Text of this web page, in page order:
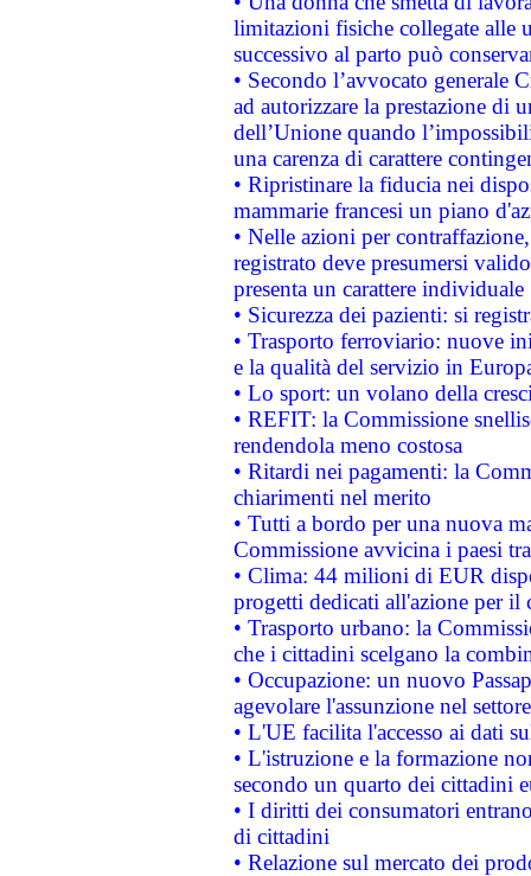
limitazioni fisiche collegate alle
successivo al parto può
• Secondo l’avvocato
ad autorizzare la prestazione di
dell’Unione quando
una carenza di carattere
• Ripristinare la fiducia nei
mammarie francesi un piano
• Nelle azioni per
registrato deve presumersi
presenta un carattere individuale
• Sicurezza dei pazienti: si
• Trasporto ferroviario: nuove
e la qualità del servizio in
• Lo sport: un volano della
• REFIT: la Commissione
rendendola meno costosa
• Ritardi nei pagamenti: la
chiarimenti nel merito
• Tutti a bordo per una nuova
Commissione avvicina i paesi
• Clima: 44 milioni di EUR
progetti dedicati all'azione per il
• Trasporto urbano: la
che i cittadini scelgano la
• Occupazione: un nuovo
agevolare l'assunzione nel
• L'UE facilita l'accesso ai dati
• L'istruzione e la formazione
secondo un quarto dei cittadini
• I diritti dei consumatori
di cittadini
• Relazione sul mercato dei